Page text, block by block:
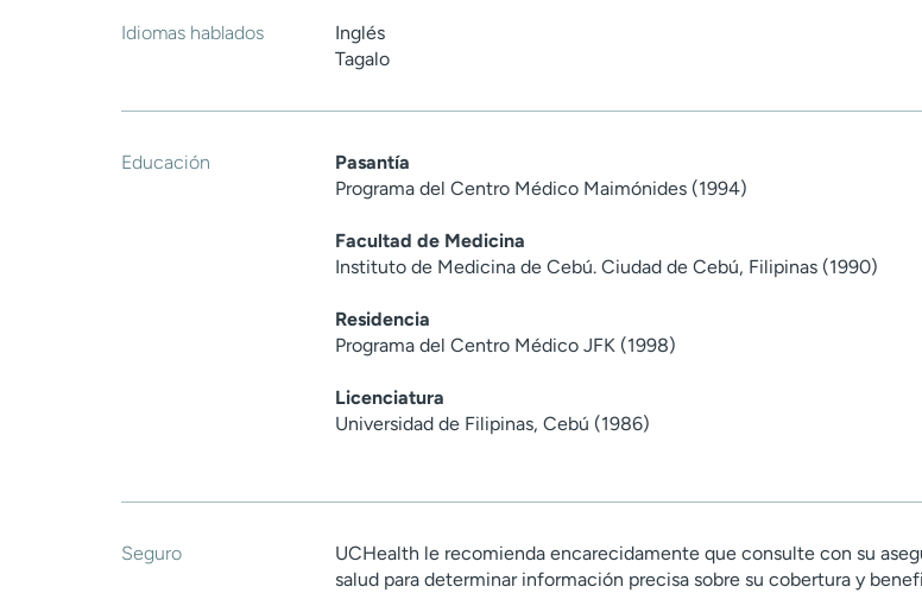
Idiomas hablados
Inglés
Tagalo
Educación
Pasantía
Programa del Centro Médico Maimónides (1994)
Facultad de Medicina
Instituto de Medicina de Cebú. Ciudad de Cebú, Filipinas (1990)
Residencia
Programa del Centro Médico JFK (1998)
Licenciatura
Universidad de Filipinas, Cebú (1986)
Seguro
UCHealth le recomienda encarecidamente que consulte con su
salud para determinar información precisa sobre su cobertura y